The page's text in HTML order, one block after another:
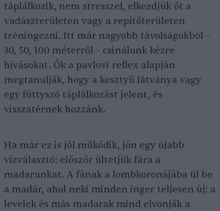
táplálkozik, nem stresszel, elkezdjük őt a
vadászterületen vagy a repítőterületen
tréningezni. Itt már nagyobb távolságokból –
30, 50, 100 méterről – csinálunk kézre
hívásokat. Ők a pavlovi reflex alapján
megtanulják, hogy a kesztyű látványa vagy
egy füttyszó táplálkozást jelent, és
visszatérnek hozzánk.
Ha már ez is jól működik, jön egy újabb
vízválasztó: először ültetjük fára a
madarunkat. A fának a lombkoronájába ül be
a madár, ahol neki minden inger teljesen új: a
levelek és más madarak mind elvonják a